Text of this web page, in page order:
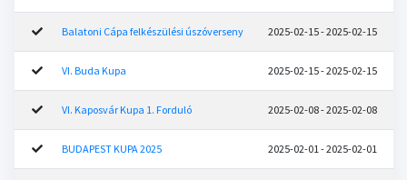
Balatoni Cápa felkészülési úszóverseny 2025-02-15 - 2025-02-15
VI. Buda Kupa 2025-02-15 - 2025-02-15
VI. Kaposvár Kupa 1. Forduló 2025-02-08 - 2025-02-08
BUDAPEST KUPA 2025 2025-02-01 - 2025-02-01